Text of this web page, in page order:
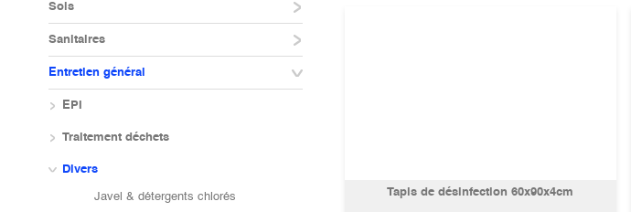
Sols
Sanitaires
Entretien général
EPI
Traitement déchets
Divers
Javel & détergents chlorés
Tapis de désinfection 60x90x4cm